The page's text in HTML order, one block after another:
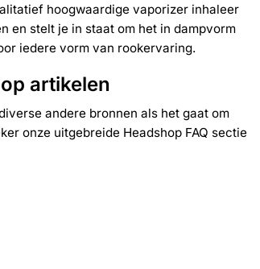
hoogwaardige vaporizer inhaleer
en stelt je in staat om het in dampvorm
iedere vorm van rookervaring.
artikelen
andere bronnen als het gaat om
onze uitgebreide Headshop FAQ sectie